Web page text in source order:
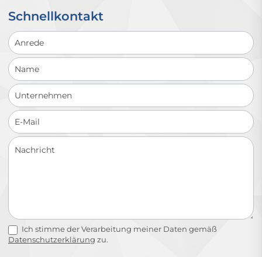
Schnellkontakt
Schnellkontakt
Ich stimme der Verarbeitung meiner Daten gemäß
Datenschutzerklärung zu.